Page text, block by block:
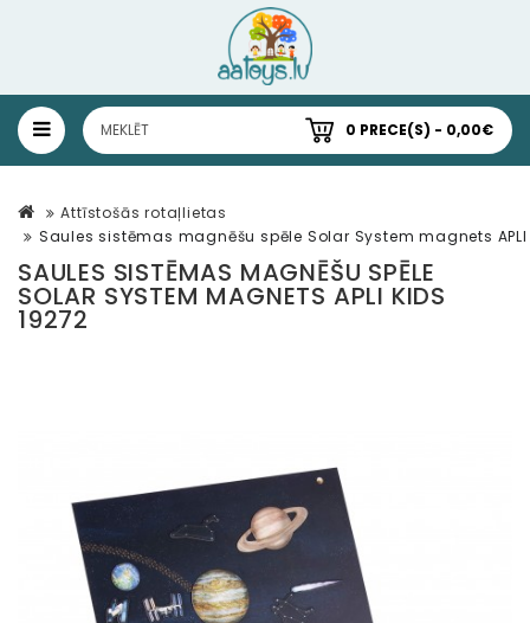
0 PRECE(S) - 0,00€
Attīstošās rotaļlietas
Saules sistēmas magnēšu spēle Solar System magnets APLI
SAULES SISTĒMAS MAGNĒŠU SPĒLE
SOLAR SYSTEM MAGNETS APLI KIDS
19272